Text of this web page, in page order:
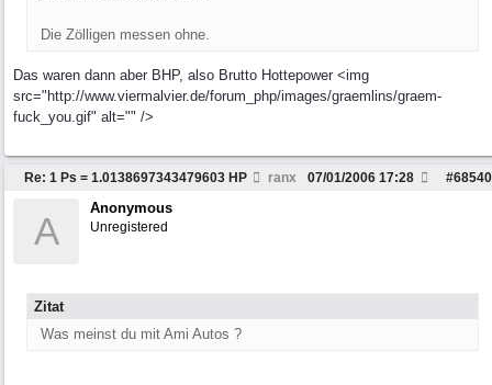
Die Zölligen messen ohne.
Das waren dann aber BHP, also Brutto Hottepower <img
src="http://www.viermalvier.de/forum_php/images/graemlins/graem-
fuck_you.gif" alt="" />
Re: 1 Ps = 1.0138697343479603 HP ranx #68540
07/01/2006 17:28
A
Anonymous
Unregistered
Zitat
Was meinst du mit Ami Autos ?